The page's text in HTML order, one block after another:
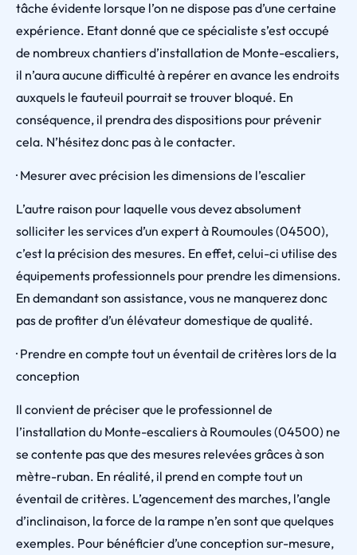
tâche évidente lorsque l’on ne dispose pas d’une certaine
expérience. Etant donné que ce spécialiste s’est occupé
de nombreux chantiers d’installation de Monte-escaliers,
il n’aura aucune difficulté à repérer en avance les endroits
auxquels le fauteuil pourrait se trouver bloqué. En
conséquence, il prendra des dispositions pour prévenir
cela. N’hésitez donc pas à le contacter.
· Mesurer avec précision les dimensions de l’escalier
L’autre raison pour laquelle vous devez absolument
solliciter les services d’un expert à Roumoules (04500),
c’est la précision des mesures. En effet, celui-ci utilise des
équipements professionnels pour prendre les dimensions.
En demandant son assistance, vous ne manquerez donc
pas de profiter d’un élévateur domestique de qualité.
· Prendre en compte tout un éventail de critères lors de la
conception
Il convient de préciser que le professionnel de
l’installation du Monte-escaliers à Roumoules (04500) ne
se contente pas que des mesures relevées grâces à son
mètre-ruban. En réalité, il prend en compte tout un
éventail de critères. L’agencement des marches, l’angle
d’inclinaison, la force de la rampe n’en sont que quelques
exemples. Pour bénéficier d’une conception sur-mesure,